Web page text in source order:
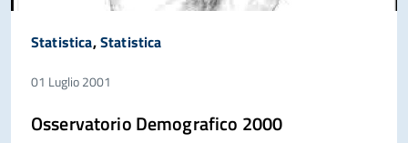
Statistica,Statistica
01 Luglio 2001
Osservatorio Demografico 2000